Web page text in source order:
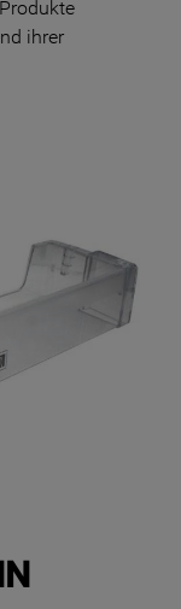
ihrer